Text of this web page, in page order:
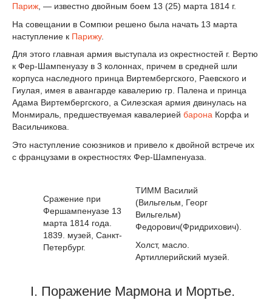
Париж , — известно двойным боем 13 (25) марта 1814 г.
На совещании в Сомпюи решено была начать 13 марта
наступление к Парижу.
Для этого главная армия выступала из окрестностей г. Вертю
к Фер-Шампенуазу в 3 колоннах, причем в средней шли
корпуса наследного принца Виртембергского, Раевского и
Гиулая, имея в авангарде кавалерию гр. Палена и принца
Адама Виртембергского, а Силезская армия двинулась на
Монмираль, предшествуемая кавалерией барона Корфа и
Васильчикова.
Это наступление союзников и привело к двойной встрече их
с французами в окрестностях Фер-Шампенуаза.
Сражение при
Фершампенуазе 13
марта 1814 года.
1839. музей, Санкт-
Петербург.
ТИММ Василий
(Вильгельм, Георг
Вильгельм)
Федорович(Фридрихович).
Холст, масло.
Артиллерийский музей.
I. Поражение Мармона и Мортье.